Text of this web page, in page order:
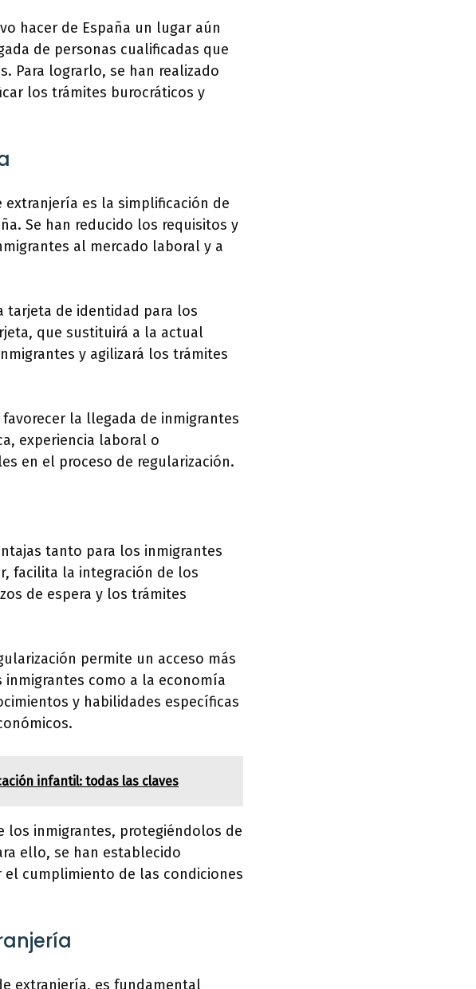
hacer de España un lugar aún
de personas cualificadas que
Para lograrlo, se han realizado
los trámites burocráticos y
es la simplificación de
Se han reducido los requisitos y
al mercado laboral y a
tarjeta de identidad para los
que sustituirá a la actual
y agilizará los trámites
la llegada de inmigrantes
experiencia laboral o
en el proceso de regularización.
tanto para los inmigrantes
facilita la integración de los
de espera y los trámites
permite un acceso más
como a la economía
y habilidades específicas
infantil: todas las claves
los inmigrantes, protegiéndolos de
ello, se han establecido
cumplimiento de las condiciones
extranjería, es fundamental